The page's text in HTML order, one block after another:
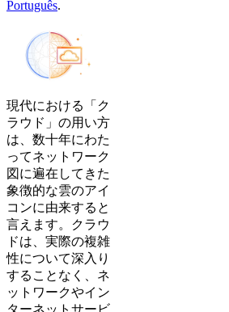
Português.
現代における「ク
ラウド」の用い方
は、数十年にわた
ってネットワーク
図に遍在してきた
象徴的な雲のアイ
コンに由来すると
言えます。クラウ
ドは、実際の複雑
性について深入り
することなく、ネ
ットワークやイン
ターネットサービ